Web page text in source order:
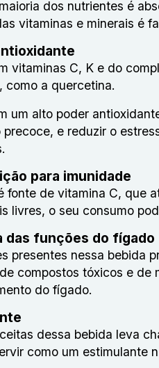
dos nutrientes é
vitaminas e minerais é
vitaminas C, K e do
como a quercetina.
um alto poder
e reduzir o
para imunidade
fonte de vitamina C, que
livres, o seu consumo
das funções do fígado
presentes nessa bebida
compostos tóxicos e
do fígado.
dessa bebida leva
como um